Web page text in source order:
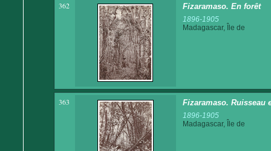
362 Fizaramaso. En forêt
1896-1905
Madagascar, Île de
363 Fizaramaso. Ruisseau
1896-1905
Madagascar, Île de